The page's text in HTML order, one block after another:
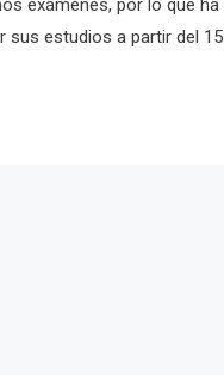
exámenes, por lo que ha
sus estudios a partir del